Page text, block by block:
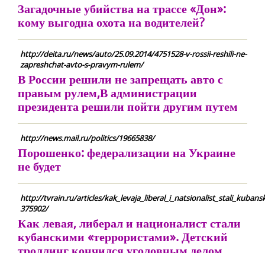
Загадочные убийства на трассе «Дон»:
кому выгодна охота на водителей?
http://deita.ru/news/auto/25.09.2014/4751528-v-rossii-reshili-ne-
zapreshchat-avto-s-pravym-rulem/
В России решили не запрещать авто с
правым рулем,В администрации
президента решили пойти другим путем
http://news.mail.ru/politics/19665838/
Порошенко: федерализации на Украине
не будет
http://tvrain.ru/articles/
375902/
Как левая, либерал и националист стали
кубанскими «террористами». Детский